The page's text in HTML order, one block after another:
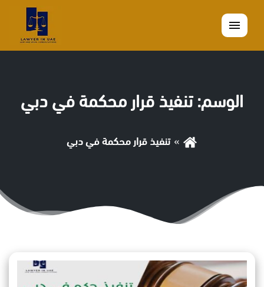
القائمة
الوسم:تنفيذ قرار محكمة في دبي
تنفيذ قرار محكمة في دبي